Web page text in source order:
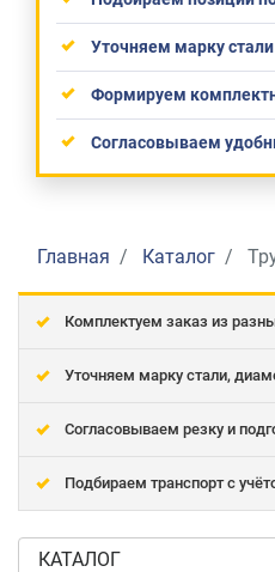
Уточняем марку
Формируем
Согласовываем
Главная Каталог
Комплектуем заказ из
Уточняем марку стали,
Согласовываем резку и
Подбираем транспорт с
КАТАЛОГ